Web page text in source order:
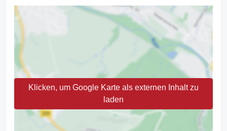
Klicken, um Google Karte als externen Inhalt zu
laden